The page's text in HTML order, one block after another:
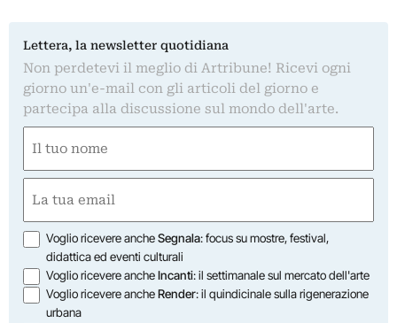
Lettera, la newsletter quotidiana
Non perdetevi il meglio di Artribune! Ricevi ogni
giorno un'e-mail con gli articoli del giorno e
partecipa alla discussione sul mondo dell'arte.
(Obbligatorio)
(Obbligatorio)
Opzioni
Voglio ricevere ancheSegnala: focus su mostre, festival,
didattica ed eventi culturali
Voglio ricevere ancheIncanti: il settimanale sul mercato dell'arte
Voglio ricevere ancheRender: il quindicinale sulla rigenerazione
urbana